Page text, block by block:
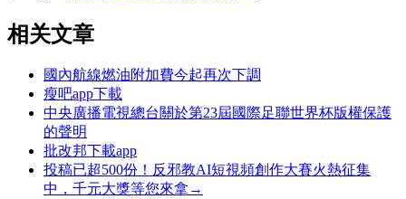
相关文章
國內航線燃油附加費今起再次下調
瘦吧app下載
中央廣播電視總台關於第23屆國際足聯世界杯版權保護
的聲明
批改邦下載app
投稿已超500份！反邪教AI短視頻創作大賽火熱征集
中，千元大獎等您來拿→